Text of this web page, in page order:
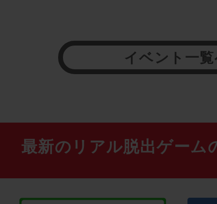
イベント一
最新のリアル脱出ゲーム